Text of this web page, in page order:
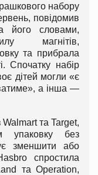
набору
повідомив
його словами,
магнітів,
та прибрала
Спочатку набір
дітей могли «є
а інша —
та Target,
упаковку без
зменшити або
спростила
та Operation,